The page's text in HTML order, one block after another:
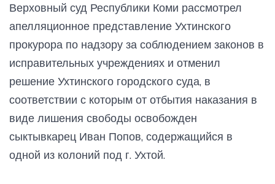
Верховный суд Республики Коми рассмотрел
апелляционное представление Ухтинского
прокурора по надзору за соблюдением законов в
исправительных учреждениях и отменил
решение Ухтинского городского суда, в
соответствии с которым от отбытия наказания в
виде лишения свободы освобожден
сыктывкарец Иван Попов, содержащийся в
одной из колоний под г. Ухтой.